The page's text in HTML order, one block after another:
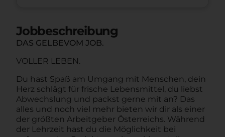
Jobbeschreibung
DAS GELBEVOM JOB.
VOLLER LEBEN.
Du hast Spaß am Umgang mit Menschen, dein
Herz schlägt für frische Lebensmittel, du liebst
Abwechslung und packst gerne mit an? Das
alles und noch viel mehr bieten wir dir als einer
der größten Arbeitgeber Österreichs. Während
der Lehrzeit hast du die Möglichkeit bei